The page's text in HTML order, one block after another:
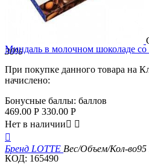
30%
Миндаль в молочном шоколаде со
При покупке данного товара на
начислено:
Бонусные баллы: баллов
469.00 Р 330.00 Р
Нет в наличии 

Бренд LOTTE Вес/Объем/Кол-во95
КОД: 165490